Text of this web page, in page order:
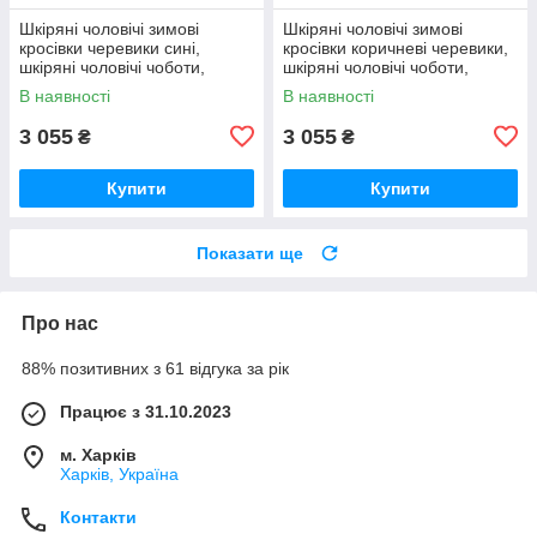
Шкіряні чоловічі зимові
кросівки черевики сині,
шкіряні чоловічі чоботи,
спортивні черевики
В наявності
3 055 ₴
Купити
Шкіряні чоловічі зимові
кросівки коричневі черевики,
шкіряні чоловічі чоботи,
спортивні черевики
В наявності
3 055 ₴
Купити
Показати ще
Про нас
88% позитивних з 61 відгука за рік
Працює з 31.10.2023
м. Харків
Харків, Україна
Контакти